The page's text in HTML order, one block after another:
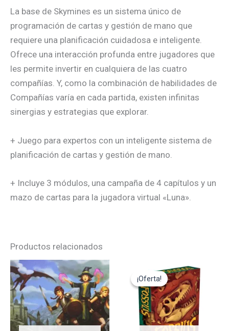
La base de Skymines es un sistema único de
programación de cartas y gestión de mano que
requiere una planificación cuidadosa e inteligente.
Ofrece una interacción profunda entre jugadores que
les permite invertir en cualquiera de las cuatro
compañías. Y, como la combinación de habilidades de
Compañías varía en cada partida, existen infinitas
sinergias y estrategias que explorar.
+ Juego para expertos con un inteligente sistema de
planificación de cartas y gestión de mano.
+ Incluye 3 módulos, una campaña de 4 capítulos y un
mazo de cartas para la jugadora virtual «Luna».
Productos relacionados
¡Oferta!
¡Oferta!
precio
original
era:
44,95€.
precio
actual
es:
22,45€.